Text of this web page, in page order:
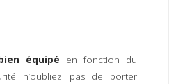
équipé en fonction du
n’oubliez pas de porter